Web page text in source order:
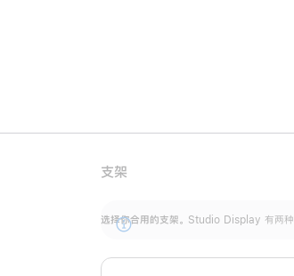
调节范围。
支架
选择你合用的支架。 Studio Display 有两种
展
开